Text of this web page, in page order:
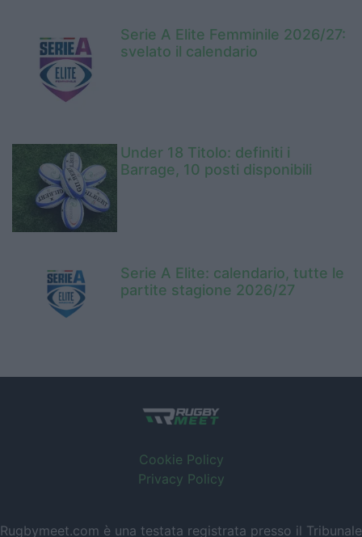
Serie A Elite Femminile 2026/27:
svelato il calendario
Under 18 Titolo: definiti i
Barrage, 10 posti disponibili
Serie A Elite: calendario, tutte le
partite stagione 2026/27
Cookie Policy
Privacy Policy
Rugbymeet.com è una testata registrata presso il Tribunale